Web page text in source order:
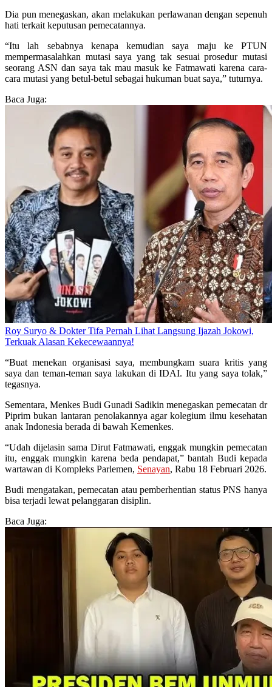
Dia pun menegaskan, akan melakukan perlawanan dengan sepenuh
hati terkait keputusan pemecatannya.
“Itu lah sebabnya kenapa kemudian saya maju ke PTUN
mempermasalahkan mutasi saya yang tak sesuai prosedur mutasi
seorang ASN dan saya tak mau masuk ke Fatmawati karena cara-
cara mutasi yang betul-betul sebagai hukuman buat saya,” tuturnya.
Baca Juga:
Roy Suryo & Dokter Tifa Pernah Lihat Langsung Ijazah Jokowi,
Terkuak Alasan Kekecewaannya!
“Buat menekan organisasi saya, membungkam suara kritis yang
saya dan teman-teman saya lakukan di IDAI. Itu yang saya tolak,”
tegasnya.
Sementara, Menkes Budi Gunadi Sadikin menegaskan pemecatan dr
Piprim bukan lantaran penolakannya agar kolegium ilmu kesehatan
anak Indonesia berada di bawah Kemenkes.
“Udah dijelasin sama Dirut Fatmawati, enggak mungkin pemecatan
itu, enggak mungkin karena beda pendapat,” bantah Budi kepada
wartawan di Kompleks Parlemen, Senayan, Rabu 18 Februari 2026.
Budi mengatakan, pemecatan atau pemberhentian status PNS hanya
bisa terjadi lewat pelanggaran disiplin.
Baca Juga: